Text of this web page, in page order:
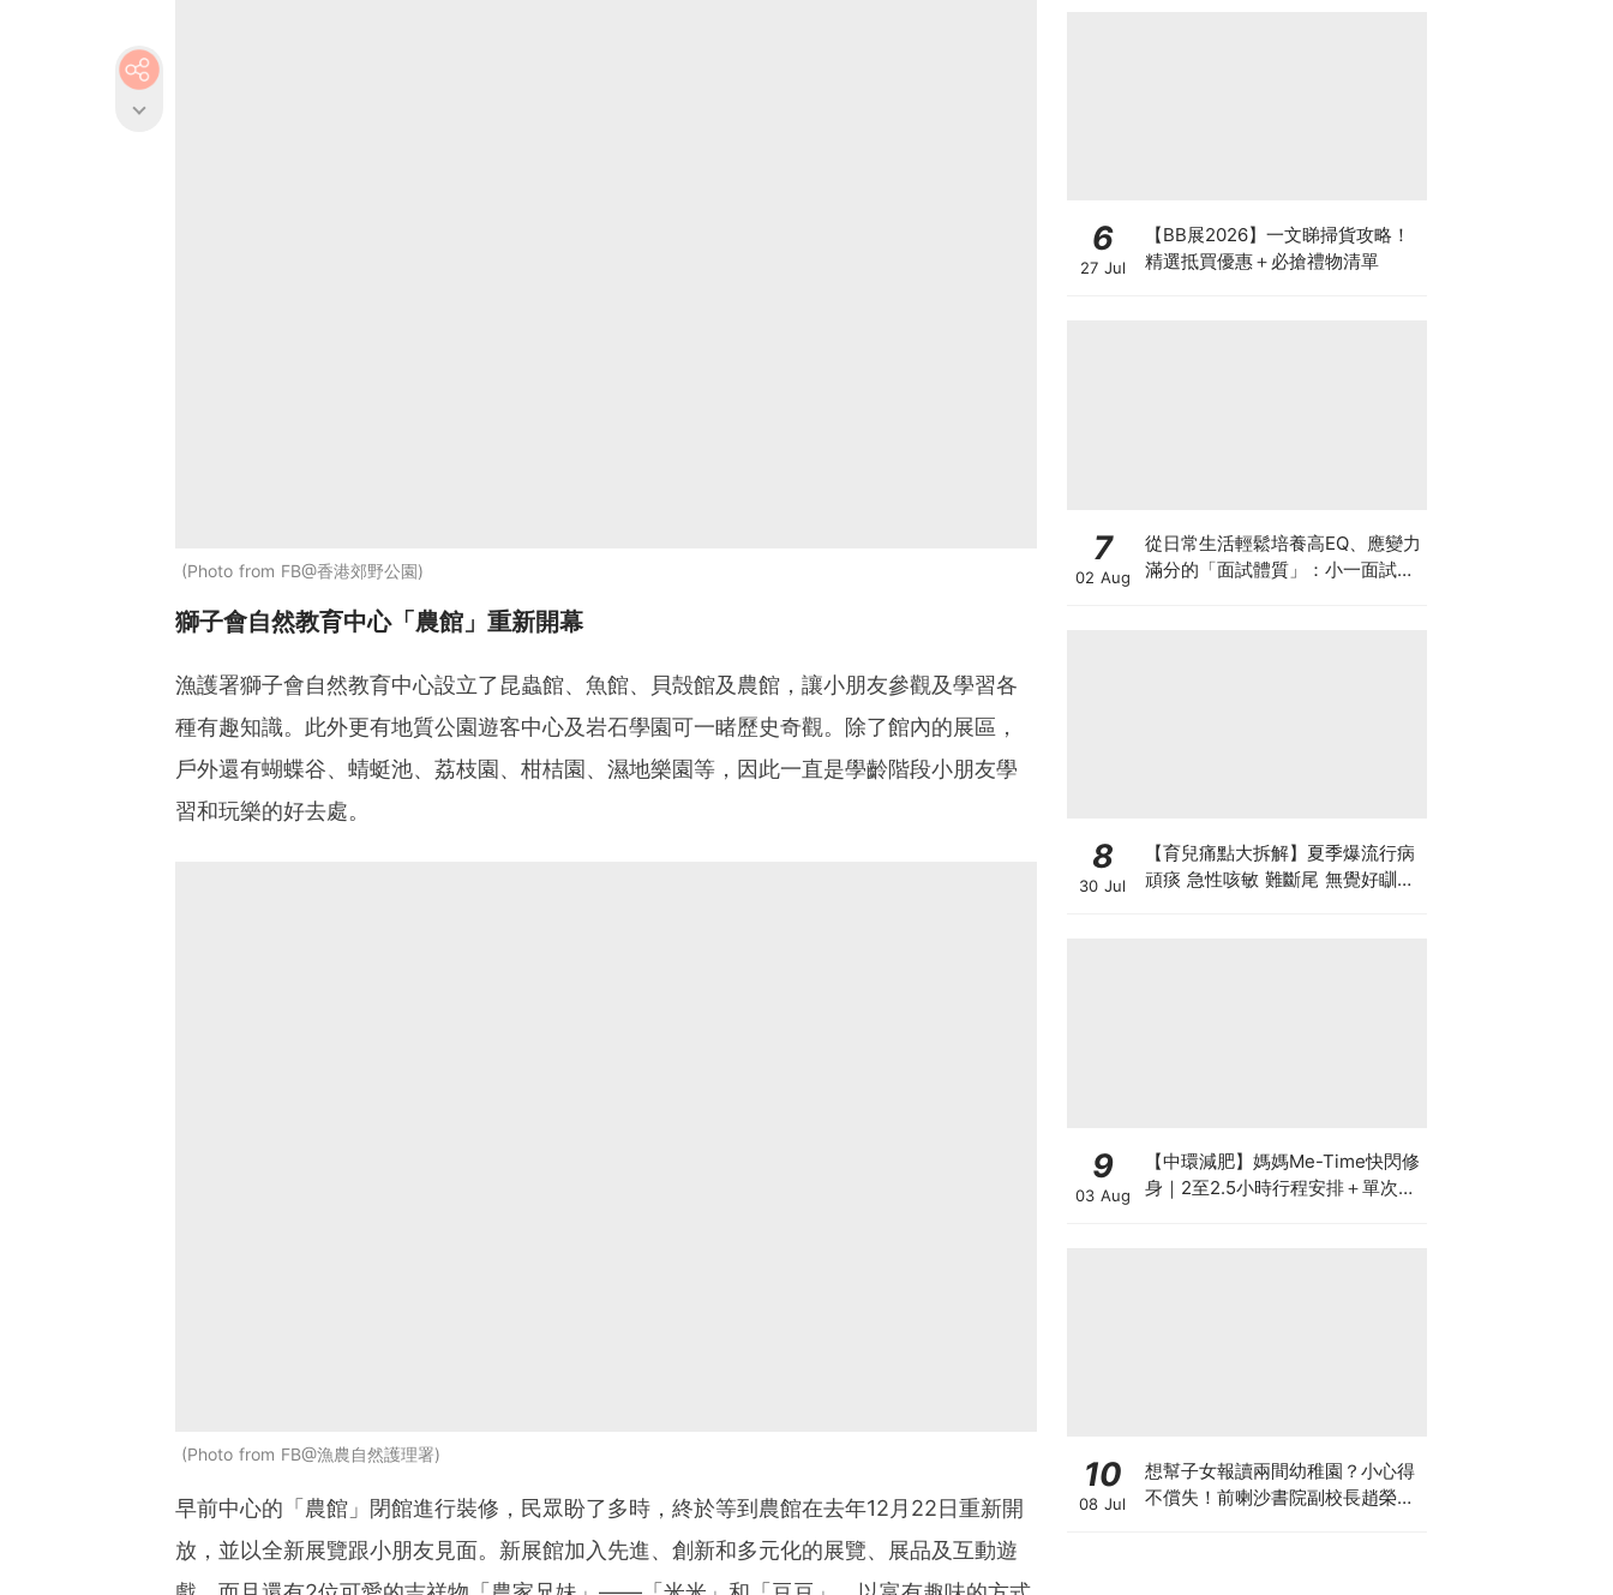
Photo from FB@香港郊野公園
獅子會自然教育中心「農館」重新開幕
漁護署獅子會自然教育中心設立了昆蟲館、魚館、貝殻館及農館，讓小朋友參觀及學習各
種有趣知識。此外更有地質公園遊客中心及岩石學園可一睹歷史奇觀。除了館內的展區，
戶外還有蝴蝶谷、蜻蜓池、荔枝園、柑桔園、濕地樂園等，因此一直是學齡階段小朋友學
習和玩樂的好去處。
Photo from FB@漁農自然護理署
早前中心的「農館」閉館進行裝修，民眾盼了多時，終於等到農館在去年12月22日重新開
放，並以全新展覽跟小朋友見面。新展館加入先進、創新和多元化的展覽、展品及互動遊
6
27 Jul
【BB展2026】一文睇掃貨攻略！
精選抵買優惠＋必搶禮物清單
7
02 Aug
從日常生活輕鬆培養高EQ、應變力
滿分的「面試體質」：小一面試最
8
30 Jul
【育兒痛點大拆解】夏季爆流行病
頑痰 急性咳敏 難斷尾 無覺好瞓？
9
03 Aug
【中環減肥】媽媽Me-Time快閃修
身｜2至2.5小時行程安排＋單次收
10
08 Jul
想幫子女報讀兩間幼稚園？小心得
不償失！前喇沙書院副校長趙榮